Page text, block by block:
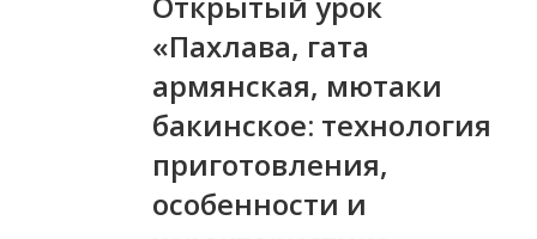
«Пахлава, гата
армянская, мютаки
бакинское: технология
приготовления,
особенности и